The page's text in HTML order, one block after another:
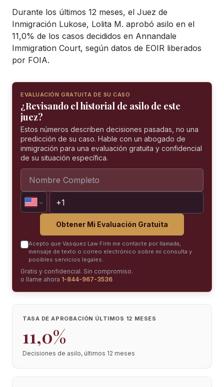
Durante los últimos 12 meses, el Juez de
Inmigración Lukose, Lolita M. aprobó asilo en el
11,0% de los casos decididos en Annandale
Immigration Court, según datos de EOIR liberados
por FOIA.
EVALUACIÓN GRATUITA DE SU CASO
¿Revisando el historial de asilo de este
juez?
Estos números describen decisiones pasadas, no una
predicción de su caso. Hable con un abogado de
inmigración para una evaluación gratuita y confidencial
de su situación específica.
Obtener Mi Evaluación Gratuita
Acepto que Vasquez Law Firm me contacte por llamada,
mensaje de texto o correo electrónico sobre mi consulta y
posibles servicios legales.
Gratis y confidencial. Sin compromiso.
o llame ahora 1-844-967-3536
TASA DE APROBACIÓN ÚLTIMOS 12 MESES
11,0%
Decisiones de asilo, últimos 12 meses